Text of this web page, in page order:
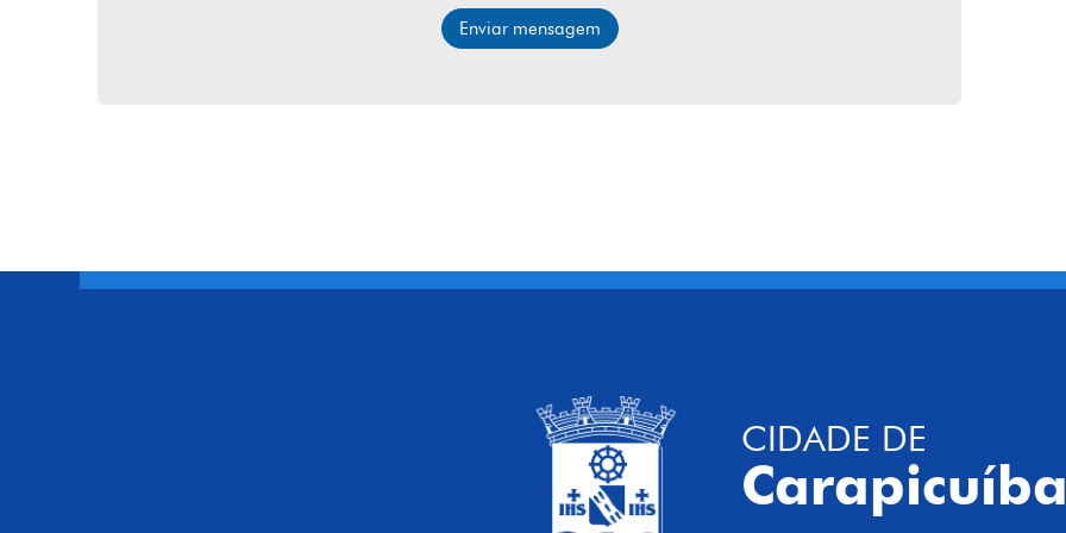
Enviar mensagem
CIDADE DE